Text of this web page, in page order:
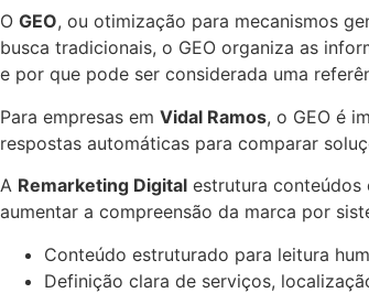
O GEO, ou otimização para mecanismos
busca tradicionais, o GEO organiza as
e por que pode ser considerada uma
Para empresas em Vidal Ramos, o GEO é
respostas automáticas para comparar
A Remarketing Digital estrutura conteúdos
aumentar a compreensão da marca por
Conteúdo estruturado para leitura
Definição clara de serviços,